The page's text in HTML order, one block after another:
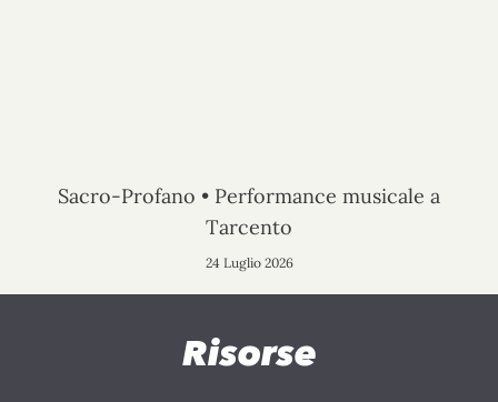
Sacro-Profano • Performance musicale a
Tarcento
24 Luglio 2026
Risorse